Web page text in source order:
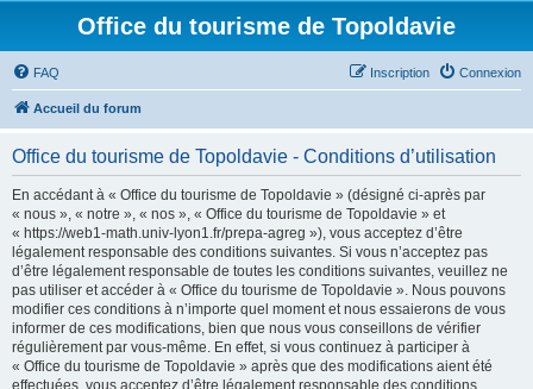
Office du tourisme de Topoldavie
FAQ Connexion
Inscription
Accueil du forum
Office du tourisme de Topoldavie - Conditions d’utilisation
En accédant à « Office du tourisme de Topoldavie » (désigné ci-après par
« nous », « notre », « nos », « Office du tourisme de Topoldavie » et
« https://web1-math.univ-lyon1.fr/prepa-agreg »), vous acceptez d’être
légalement responsable des conditions suivantes. Si vous n’acceptez pas
d’être légalement responsable de toutes les conditions suivantes, veuillez ne
pas utiliser et accéder à « Office du tourisme de Topoldavie ». Nous pouvons
modifier ces conditions à n’importe quel moment et nous essaierons de vous
informer de ces modifications, bien que nous vous conseillons de vérifier
régulièrement par vous-même. En effet, si vous continuez à participer à
« Office du tourisme de Topoldavie » après que des modifications aient été
effectuées, vous acceptez d’être légalement responsable des conditions